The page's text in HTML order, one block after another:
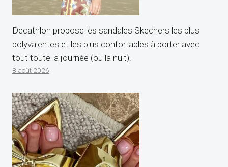
Decathlon propose les sandales Skechers les plus
polyvalentes et les plus confortables à porter avec
tout toute la journée (ou la nuit).
8 août 2026